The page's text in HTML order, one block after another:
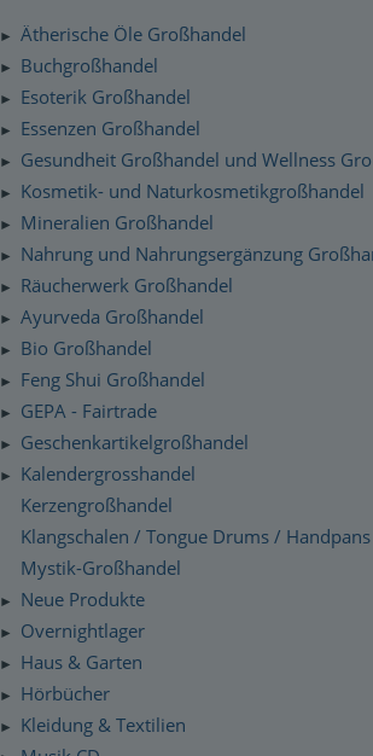
Zahlung und Versand
Datenschutzerklärung
Checkdates
Moravan Naturkosmetik
Primavera Life Sortiment
Alaya Engelkerzen
Gabriel Tech Sortiment
Engelalm Edelstein Essenzen
Schnelllager
► Ätherische Öle Großhandel
► Buchgroßhandel
► Esoterik Großhandel
► Essenzen Großhandel
► Gesundheit Großhandel und Wellness
► Kosmetik- und Naturkosmetikgroßhandel
► Mineralien Großhandel
► Nahrung und Nahrungsergänzung
► Räucherwerk Großhandel
► Ayurveda Großhandel
► Bio Großhandel
► Feng Shui Großhandel
► GEPA - Fairtrade
► Geschenkartikelgroßhandel
►
Kalendergrosshandel
Kerzengroßhandel
Klangschalen / Tongue Drums /
Mystik-Großhandel
► Neue Produkte
► Overnightlager
► Haus & Garten
► Hörbücher
► Kleidung & Textilien